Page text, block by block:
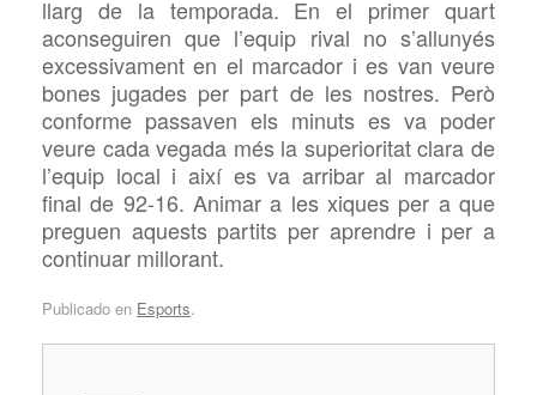
llarg de la temporada. En el primer quart
aconseguiren que l’equip rival no s’allunyés
excessivament en el marcador i es van veure
bones jugades per part de les nostres. Però
conforme passaven els minuts es va poder
veure cada vegada més la superioritat clara de
l’equip local i així es va arribar al marcador
final de 92-16. Animar a les xiques per a que
preguen aquests partits per aprendre i per a
continuar millorant.
Publicado en Esports.